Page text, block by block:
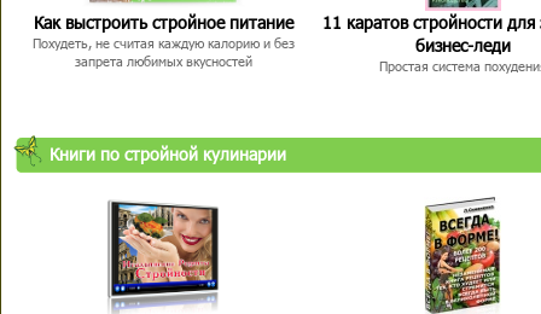
Как выстроить стройное питание
Похудеть, не считая каждую калорию и без
запрета любимых вкусностей
11 каратов стройности для
бизнес-леди
Простая система
Книги по стройной кулинарии